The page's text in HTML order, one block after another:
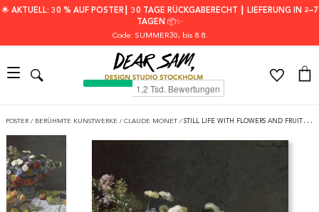
🌟 AKTUELL: 30 % AUF POSTER┃ 30 TAGE RÜCKGABERECHT ┃ LIEFERUNG IN 2–7
TAGEN 📦✨
Code: SUMMER30, bis 8.8.
POSTER / BERÜHMTE KUNSTWERKE / CLAUDE MONET / STILL LIFE WITH FLOWERS AND FRUIT BY MONET